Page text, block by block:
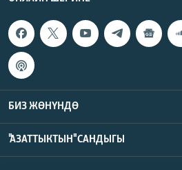
БИЗ ЖӨНҮНДӨ
"АЗАТТЫКТЫН" САНДЫГЫ